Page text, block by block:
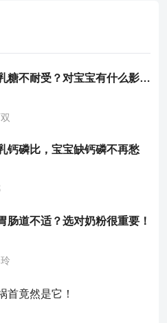
什么是乳糖不耐受？对宝宝有什么影响？
钙磷比，宝宝缺钙磷不再愁
肠道不适？选对奶粉很重要！
首竟然是它！